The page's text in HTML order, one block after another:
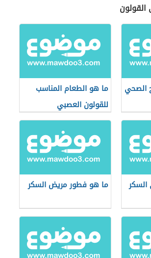
الصحي
ما هو الطعام المناسب
للقولون العصبي
ما هو فطور مريض السكر